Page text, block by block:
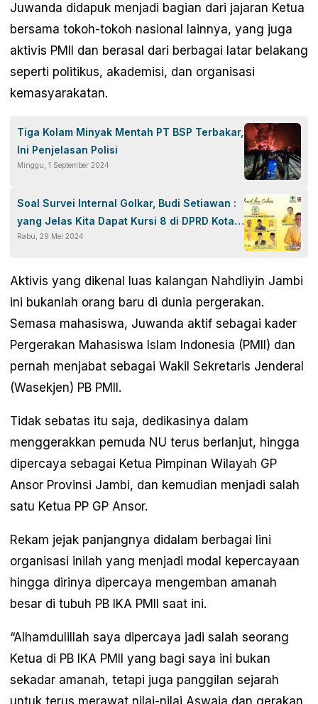
Juwanda didapuk menjadi bagian dari jajaran Ketua
bersama tokoh-tokoh nasional lainnya, yang juga
aktivis PMII dan berasal dari berbagai latar belakang
seperti politikus, akademisi, dan organisasi
kemasyarakatan.
Tiga Kolam Minyak Mentah PT BSP Terbakar,
Ini Penjelasan Polisi
Minggu, 1 September 2024
Soal Survei Internal Golkar, Budi Setiawan :
yang Jelas Kita Dapat Kursi 8 di DPRD Kota
Jambi
Rabu, 29 Mei 2024
Aktivis yang dikenal luas kalangan Nahdliyin Jambi
ini bukanlah orang baru di dunia pergerakan.
Semasa mahasiswa, Juwanda aktif sebagai kader
Pergerakan Mahasiswa Islam Indonesia (PMII) dan
pernah menjabat sebagai Wakil Sekretaris Jenderal
(Wasekjen) PB PMII.
Tidak sebatas itu saja, dedikasinya dalam
menggerakkan pemuda NU terus berlanjut, hingga
dipercaya sebagai Ketua Pimpinan Wilayah GP
Ansor Provinsi Jambi, dan kemudian menjadi salah
satu Ketua PP GP Ansor.
Rekam jejak panjangnya didalam berbagai lini
organisasi inilah yang menjadi modal kepercayaan
hingga dirinya dipercaya mengemban amanah
besar di tubuh PB IKA PMII saat ini.
“Alhamdulillah saya dipercaya jadi salah seorang
Ketua di PB IKA PMII yang bagi saya ini bukan
sekadar amanah, tetapi juga panggilan sejarah